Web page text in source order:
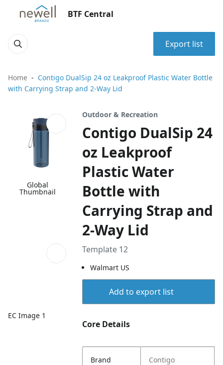
BTF Central
Export list
Home
Contigo DualSip 24 oz Leakproof Plastic Water Bottle
with Carrying Strap and 2-Way Lid
Global
Thumbnail
EC Image 1
Outdoor & Recreation
Contigo DualSip 24
oz Leakproof
Plastic Water
Bottle with
Carrying Strap and
2-Way Lid
Template 12
Walmart US
Add to export list
Core Details
Brand Contigo